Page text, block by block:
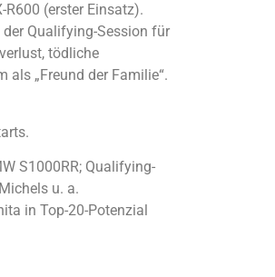
R600 (erster Einsatz).
Qualifying-Session für
tödliche
als „Freund der Familie“.
S1000RR; Qualifying-
u. a.
in Top-20-Potenzial